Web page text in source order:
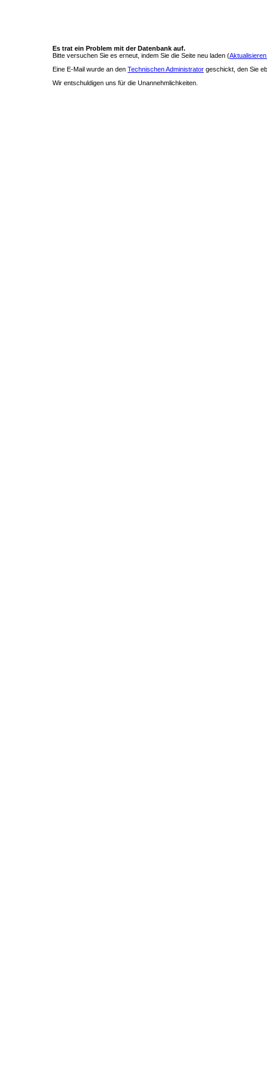
Es trat ein Problem mit der Datenbank auf.
Bitte versuchen Sie es erneut, indem Sie die Seite neu laden (
Eine E-Mail wurde an den Technischen Administrator geschickt, den Sie
Wir entschuldigen uns für die Unannehmlichkeiten.